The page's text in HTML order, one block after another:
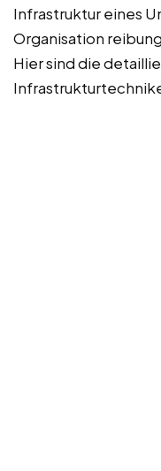
Infrastruktur eines
Organisation
Hier sind die